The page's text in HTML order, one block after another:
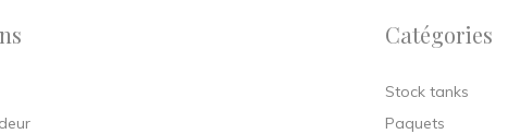
Catégories
Stock tanks
Paquets